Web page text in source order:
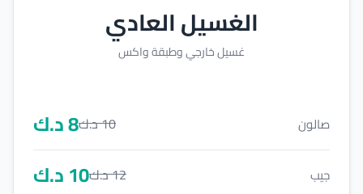
الغسيل العادي
غسيل خارجي وطبقة واكس
صالون 10د.ك8د.ك
جيب 12د.ك10د.ك